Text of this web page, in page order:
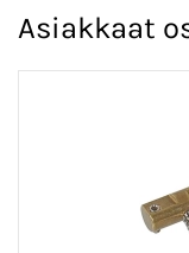
Asiakkaat